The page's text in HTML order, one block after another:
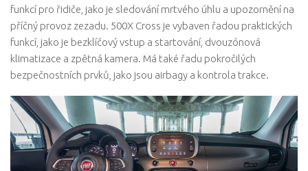
funkcí pro řidiče, jako je sledování mrtvého úhlu a upozornění na
příčný provoz zezadu. 500X Cross je vybaven řadou praktických
funkcí, jako je bezklíčový vstup a startování, dvouzónová
klimatizace a zpětná kamera. Má také řadu pokročilých
bezpečnostních prvků, jako jsou airbagy a kontrola trakce.